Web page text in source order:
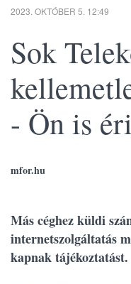
2023. OKTÓBER 5. 12:49
Sok
- Ön is
mfor.hu
Más céghez küldi
internetszolgáltatás
kapnak tájékoztatást.